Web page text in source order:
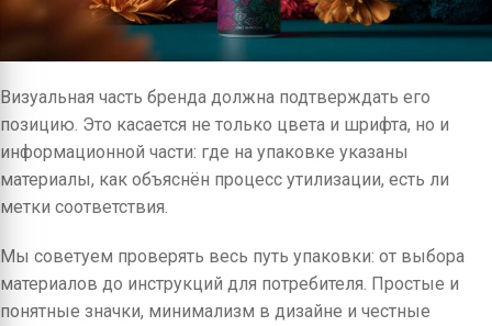
Визуальная часть бренда должна подтверждать его
позицию. Это касается не только цвета и шрифта, но и
информационной части: где на упаковке указаны
материалы, как объяснён процесс утилизации, есть ли
метки соответствия.
Мы советуем проверять весь путь упаковки: от выбора
материалов до инструкций для потребителя. Простые и
понятные значки, минимализм в дизайне и честные